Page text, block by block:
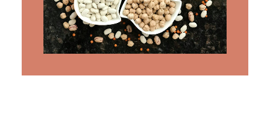
YOGA
faire le quiz